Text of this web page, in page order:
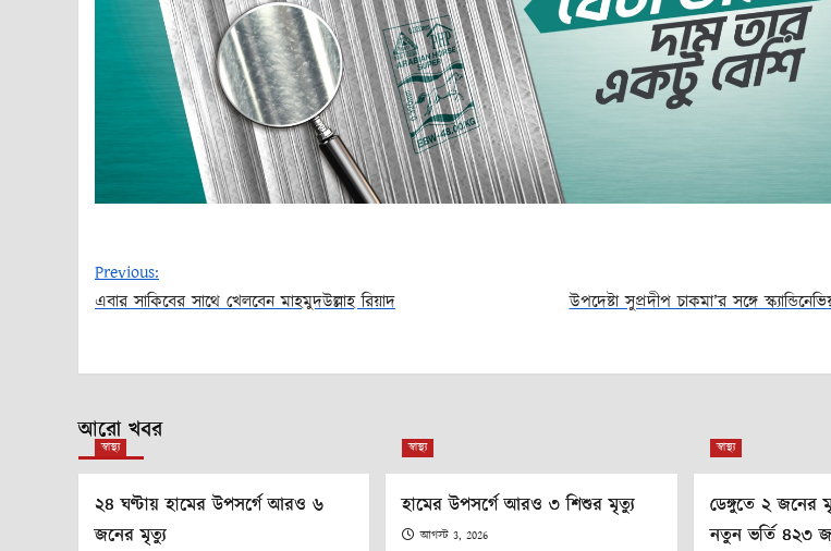
navigation
Previous:
এবার সাকিবের সাথে খেলবেন মাহমুদউল্লাহ রিয়াদ
উপদেষ্টা সুপ্রদীপ চাকমা’র সঙ্গে
আরো খবর
স্বাস্থ্য
২৪ ঘণ্টায় হামের উপসর্গে আরও ৬
জনের মৃত্যু
স্বাস্থ্য
হামের উপসর্গে আরও ৩ শিশুর মৃত্যু
আগস্ট 3, 2026
স্বাস্থ্য
ডেঙ্গুতে ২ জনের
নতুন ভর্তি ৪২৩